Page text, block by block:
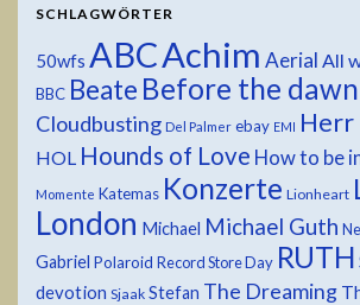
SCHLAGWÖRTER
50wfs ABCAchim Aerial All
BBC Beate Before the dawn
Cloudbusting Del Palmer ebay EMI
HOL Hounds of Love How to be
Momente Katemas Konzerte Lionheart
London Michael Michael Guth
Gabriel Polaroid Record Store Day RUTH
devotion Sjaak Stefan The Dreaming